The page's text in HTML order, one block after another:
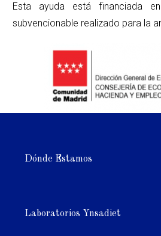
Esta ayuda está financiada
subvencionable realizado para la
Dónde Estamos
Laboratorios Ynsadiet